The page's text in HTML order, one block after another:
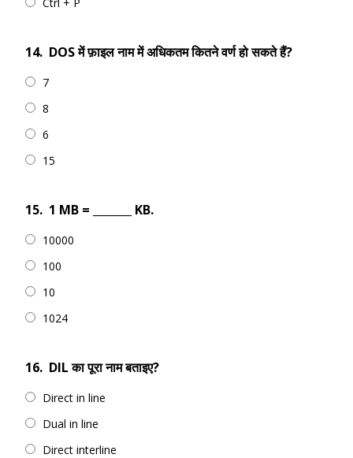
14. DOS में फ़ाइल नाम में अधिकतम कितने वर्ण हो सकते हैं?
7
8
6
15
15. 1 MB = _______ KB.
10000
100
10
1024
16. DIL का पूरा नाम बताइए?
Direct in line
Dual in line
Direct interline